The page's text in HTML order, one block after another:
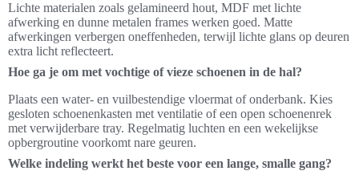
Lichte materialen zoals gelamineerd hout, MDF met lichte
afwerking en dunne metalen frames werken goed. Matte
afwerkingen verbergen oneffenheden, terwijl lichte glans op deuren
extra licht reflecteert.
Hoe ga je om met vochtige of vieze schoenen in de hal?
Plaats een water- en vuilbestendige vloermat of onderbank. Kies
gesloten schoenenkasten met ventilatie of een open schoenenrek
met verwijderbare tray. Regelmatig luchten en een wekelijkse
opbergroutine voorkomt nare geuren.
Welke indeling werkt het beste voor een lange, smalle gang?